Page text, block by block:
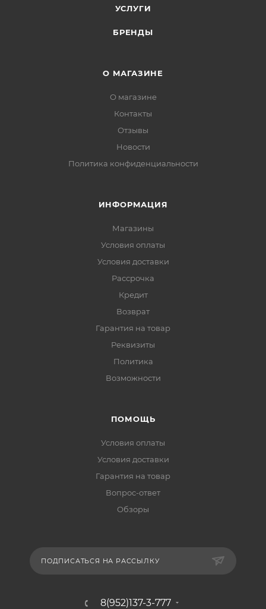
УСЛУГИ
БРЕНДЫ
О МАГАЗИНЕ
О магазине
Контакты
Отзывы
Новости
Политика конфиденциальности
ИНФОРМАЦИЯ
Магазины
Условия оплаты
Условия доставки
Рассрочка
Кредит
Возврат
Гарантия на товар
Реквизиты
Политика
Возможности
ПОМОЩЬ
Условия оплаты
Условия доставки
Гарантия на товар
Вопрос-ответ
Обзоры
ПОДПИСАТЬСЯ НА РАССЫЛКУ
8(952)137-3-777